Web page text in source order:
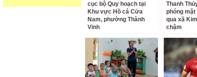
cục bộ Quy hoạch tại
Khu vực Hồ cá Cửa
Nam, phường Thành
Vinh
Thanh
phóng mặt
qua xã
chậm